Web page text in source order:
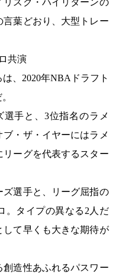
スク・ハイリターンの
葉どおり、大型トレー
共演
、2020年NBAドラフト
選手と、3位指名のラメ
・ザ・イヤーにはラメ
リーグを代表するスター
選手と、リーグ屈指の
。タイプの異なる2人だ
て早くも大きな期待が
造性あふれるパスワー